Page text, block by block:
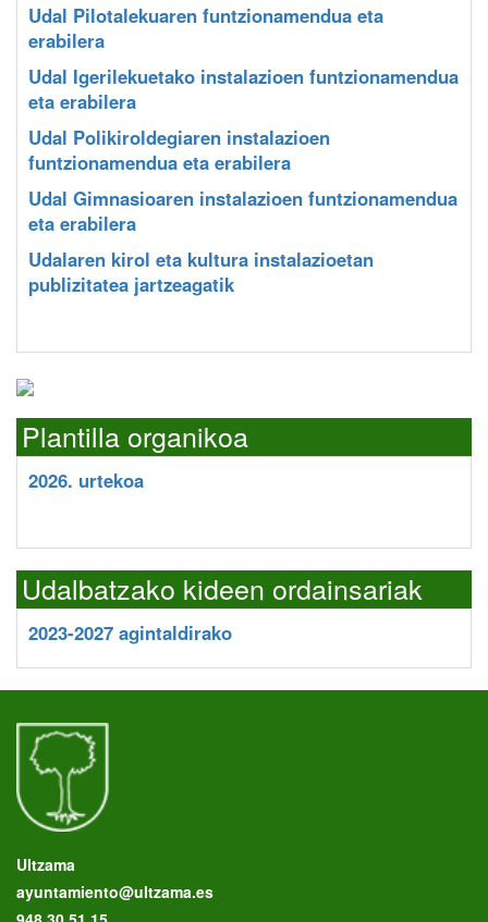
Udal Pilotalekuaren funtzionamendua eta
erabilera
Udal Igerilekuetako instalazioen funtzionamendua
eta erabilera
Udal Polikiroldegiaren instalazioen
funtzionamendua eta erabilera
Udal Gimnasioaren instalazioen funtzionamendua
eta erabilera
Udalaren kirol eta kultura instalazioetan
publizitatea jartzeagatik
Plantilla organikoa
2026. urtekoa
Udalbatzako kideen ordainsariak
2023-2027 agintaldirako
Ultzama
ayuntamiento@ultzama.es